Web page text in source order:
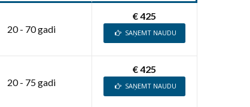
20 - 70 gadi
€ 425
SAŅEMT NAUDU
20 - 75 gadi
€ 425
SAŅEMT NAUDU